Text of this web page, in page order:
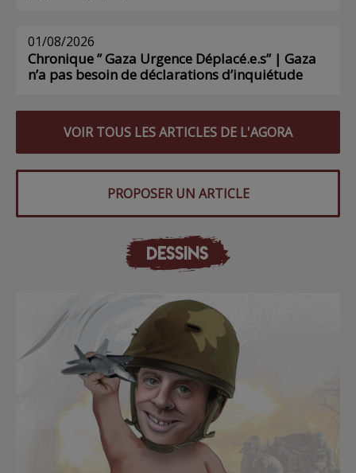
01/08/2026
Chronique ” Gaza Urgence Déplacé.e.s” | Gaza
n’a pas besoin de déclarations d’inquiétude
VOIR TOUS LES ARTICLES DE L'AGORA
PROPOSER UN ARTICLE
DESSINS